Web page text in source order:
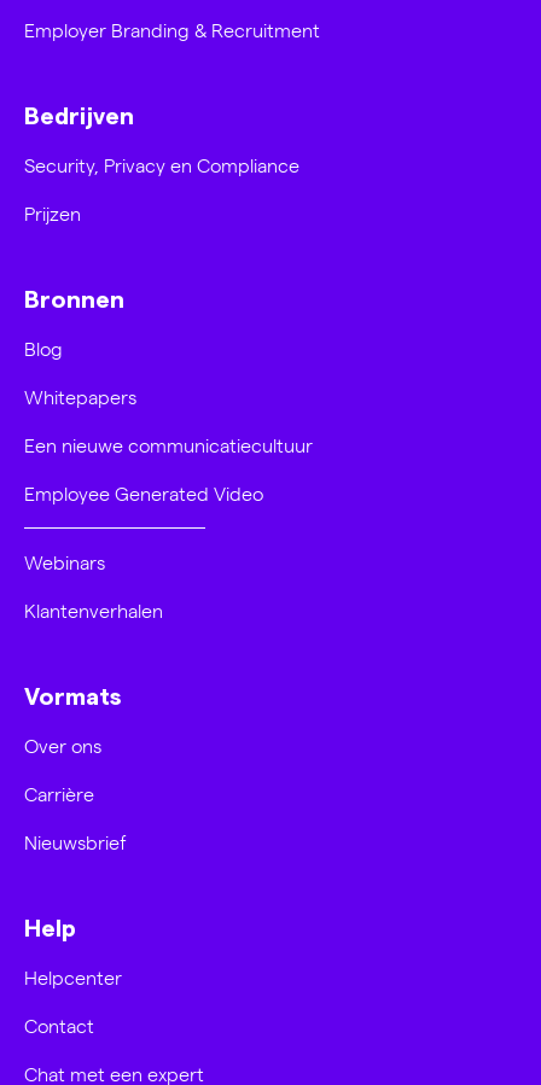
Employer Branding & Recruitment
Bedrijven
Security, Privacy en Compliance
Prijzen
Bronnen
Blog
Whitepapers
Een nieuwe communicatiecultuur
Employee Generated Video
Webinars
Klantenverhalen
Vormats
Over ons
Carrière
Nieuwsbrief
Help
Helpcenter
Contact
Chat met een expert